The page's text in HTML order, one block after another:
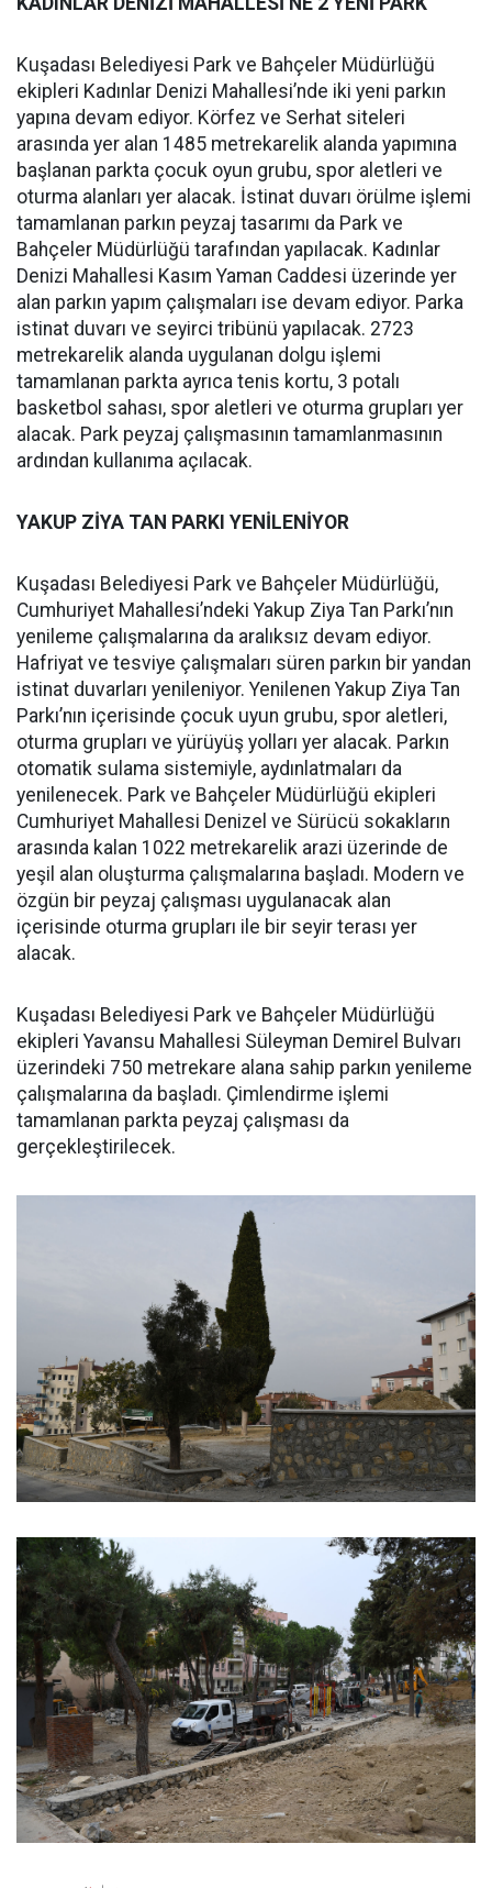
Kuşadası Belediyesi Park ve Bahçeler Müdürlüğü
ekipleri Kadınlar Denizi Mahallesi’nde iki yeni parkın
yapına devam ediyor. Körfez ve Serhat siteleri
arasında yer alan 1485 metrekarelik alanda yapımına
başlanan parkta çocuk oyun grubu, spor aletleri ve
oturma alanları yer alacak. İstinat duvarı örülme işlemi
tamamlanan parkın peyzaj tasarımı da Park ve
Bahçeler Müdürlüğü tarafından yapılacak. Kadınlar
Denizi Mahallesi Kasım Yaman Caddesi üzerinde yer
alan parkın yapım çalışmaları ise devam ediyor. Parka
istinat duvarı ve seyirci tribünü yapılacak. 2723
metrekarelik alanda uygulanan dolgu işlemi
tamamlanan parkta ayrıca tenis kortu, 3 potalı
basketbol sahası, spor aletleri ve oturma grupları yer
alacak. Park peyzaj çalışmasının tamamlanmasının
ardından kullanıma açılacak.
YAKUP ZİYA TAN PARKI YENİLENİYOR
Kuşadası Belediyesi Park ve Bahçeler Müdürlüğü,
Cumhuriyet Mahallesi’ndeki Yakup Ziya Tan Parkı’nın
yenileme çalışmalarına da aralıksız devam ediyor.
Hafriyat ve tesviye çalışmaları süren parkın bir yandan
istinat duvarları yenileniyor. Yenilenen Yakup Ziya Tan
Parkı’nın içerisinde çocuk uyun grubu, spor aletleri,
oturma grupları ve yürüyüş yolları yer alacak. Parkın
otomatik sulama sistemiyle, aydınlatmaları da
yenilenecek. Park ve Bahçeler Müdürlüğü ekipleri
Cumhuriyet Mahallesi Denizel ve Sürücü sokakların
arasında kalan 1022 metrekarelik arazi üzerinde de
yeşil alan oluşturma çalışmalarına başladı. Modern ve
özgün bir peyzaj çalışması uygulanacak alan
içerisinde oturma grupları ile bir seyir terası yer
alacak.
Kuşadası Belediyesi Park ve Bahçeler Müdürlüğü
ekipleri Yavansu Mahallesi Süleyman Demirel Bulvarı
üzerindeki 750 metrekare alana sahip parkın yenileme
çalışmalarına da başladı. Çimlendirme işlemi
tamamlanan parkta peyzaj çalışması da
gerçekleştirilecek.